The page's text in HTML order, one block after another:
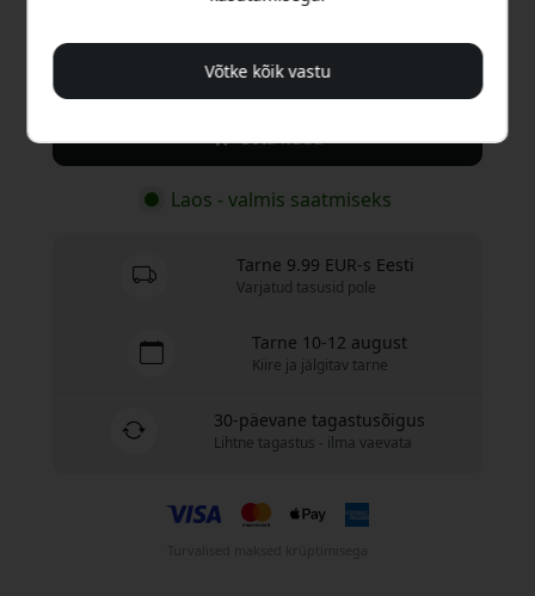
89.99 EUR
Laos - valmis saatmiseks
Tarne 9.99 EUR-s Eesti
Varjatud tasusid pole
Tarne 10-12 august
Kiire ja jälgitav tarne
30-päevane tagastusõigus
Lihtne tagastus - ilma vaevata
Võtke kõik vastu